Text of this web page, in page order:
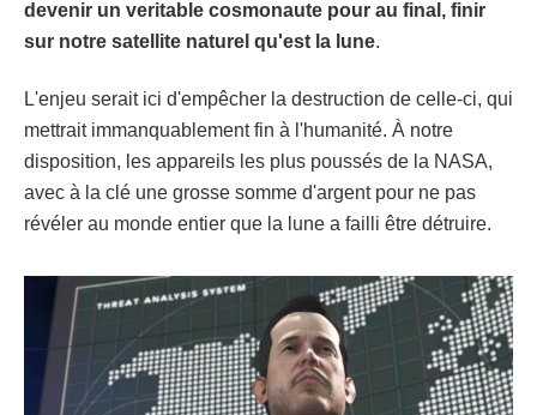
devenir un veritable cosmonaute pour au final, finir
sur notre satellite naturel qu'est la lune.
L'enjeu serait ici d'empêcher la destruction de celle-ci, qui
mettrait immanquablement fin à l'humanité. À notre
disposition, les appareils les plus poussés de la NASA,
avec à la clé une grosse somme d'argent pour ne pas
révéler au monde entier que la lune a failli être détruire.